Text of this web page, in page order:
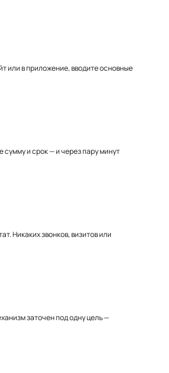
или в приложение, вводите основные
сумму и срок — и через пару минут
Никаких звонков, визитов или
заточен под одну цель —